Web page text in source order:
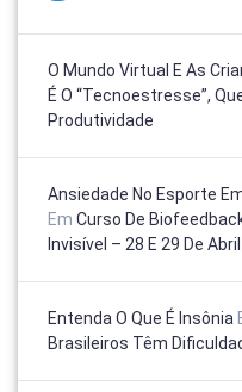
O Mundo Virtual E As
É O “tecnoestresse”,
Produtividade
Ansiedade No Esporte
Em Curso De
Invisível – 28 E 29 De
Entenda O Que É Insônia
Brasileiros Têm